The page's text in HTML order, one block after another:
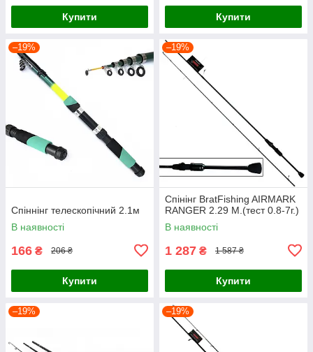
Купити Купити
–19%
Спіннінг телескопічний 2.1м
В наявності
166 ₴ 206 ₴
Купити
–19%
Спінінг BratFishing AIRMARK
RANGER 2.29 М.(тест 0.8-7г.)
В наявності
1 287 ₴ 1 587 ₴
Купити
–19% –19%